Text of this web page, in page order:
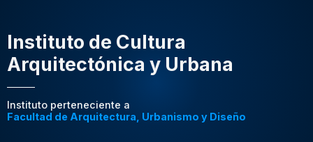
Instituto de Cultura
Arquitectónica y Urbana
Instituto perteneciente a
Facultad de Arquitectura, Urbanismo y Diseño